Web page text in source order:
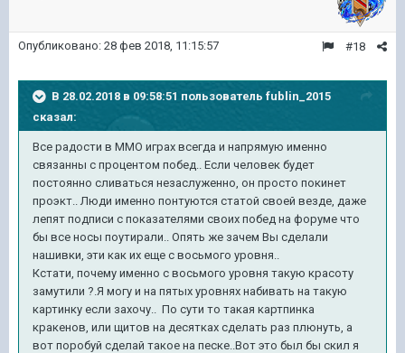
#18
Опубликовано: 28 фев 2018, 11:15:57
В 28.02.2018 в 09:58:51 пользователь fublin_2015
сказал:
Все радости в ММО играх всегда и напрямую именно
связанны с процентом побед.. Если человек будет
постоянно сливаться незаслуженно, он просто покинет
проэкт.. Люди именно понтуются статой своей везде, даже
лепят подписи с показателями своих побед на форуме что
бы все носы поутирали.. Опять же зачем Вы сделали
нашивки, эти как их еще с восьмого уровня..
Кстати, почему именно с восьмого уровня такую красоту
замутили ?.Я могу и на пятых уровнях набивать на такую
картинку если захочу.. По сути то такая картпинка
кракенов, или щитов на десятках сделать раз плюнуть, а
вот поробуй сделай такое на песке..Вот это был бы скил я